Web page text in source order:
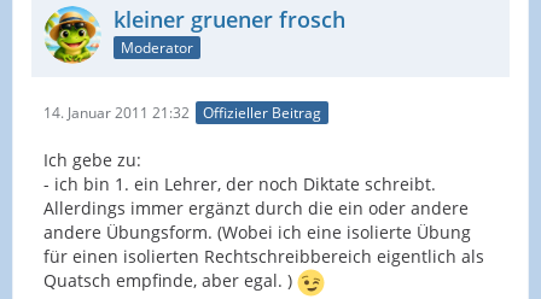
kleiner gruener frosch
Moderator
14. Januar 2011 21:32 Offizieller Beitrag
Ich gebe zu:
- ich bin 1. ein Lehrer, der noch Diktate schreibt.
Allerdings immer ergänzt durch die ein oder andere
andere Übungsform. (Wobei ich eine isolierte Übung
für einen isolierten Rechtschreibbereich eigentlich als
Quatsch empfinde, aber egal. )